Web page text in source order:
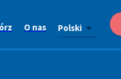
O nas Polski